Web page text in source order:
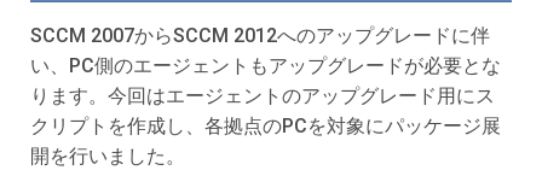
SCCM 2007からSCCM 2012へのアップグレードに伴
い、PC側のエージェントもアップグレードが必要とな
ります。今回はエージェントのアップグレード用にス
クリプトを作成し、各拠点のPCを対象にパッケージ展
開を行いました。